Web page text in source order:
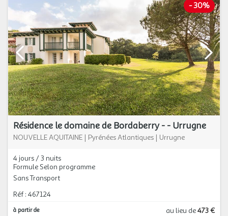
-30%
Résidence le domaine de Bordaberry - - Urrugne
NOUVELLE AQUITAINE | Pyrénées Atlantiques | Urrugne
4 jours / 3 nuits
Formule Selon programme
Sans Transport
Réf : 467124
à partir de au lieu de473 €